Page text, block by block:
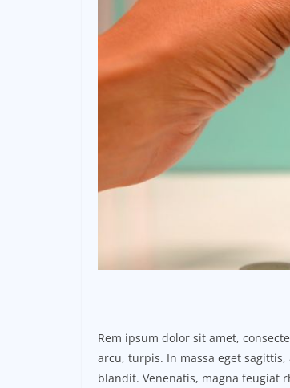
Rem ipsum dolor sit amet,
arcu, turpis. In massa eget
blandit. Venenatis, magna feugiat